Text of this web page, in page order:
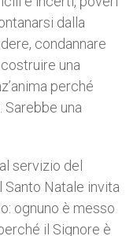
dalla
condannare
una
perché
una
servizio del
Santo Natale invita
ognuno è messo
il Signore è